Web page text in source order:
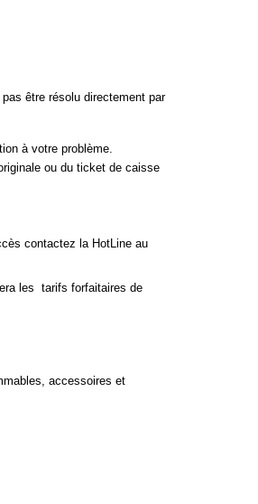
être résolu directement par
à votre problème.
ou du ticket de caisse
contactez la HotLine au
les tarifs forfaitaires de
accessoires et